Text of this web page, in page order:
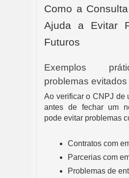
Como a
Ajuda a Evitar
Futuros
Exemplos
problemas evitados
Ao verificar o CNPJ de
antes de fechar um
pode evitar problemas
Contratos com
Parcerias com
Problemas de